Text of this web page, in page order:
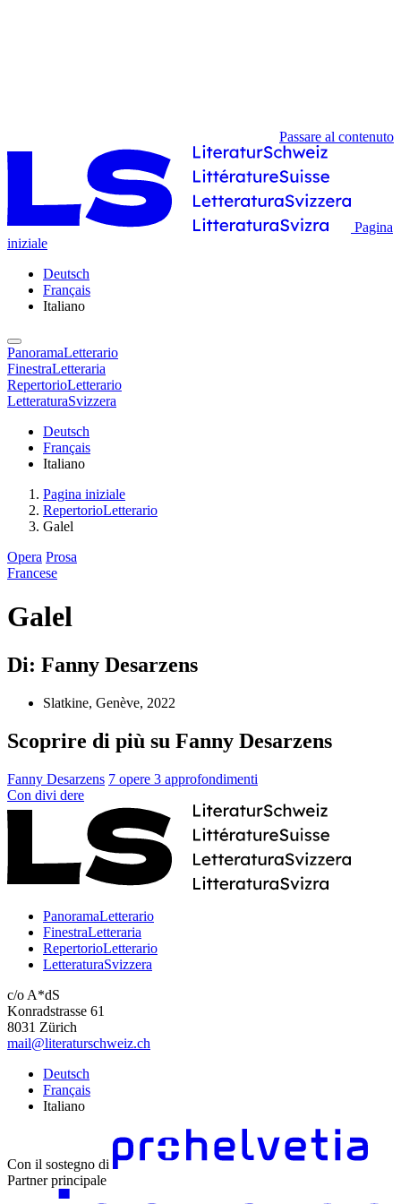
Passare al contenuto
Pagina
iniziale
Deutsch
Français
Italiano
PanoramaLetterario
FinestraLetteraria
RepertorioLetterario
LetteraturaSvizzera
Deutsch
Français
Italiano
Pagina iniziale
RepertorioLetterario
Galel
Opera Prosa
Francese
Galel
Di: Fanny Desarzens
Slatkine, Genève, 2022
Scoprire di più su Fanny Desarzens
Fanny Desarzens 7 opere 3 approfondimenti
Con divi dere
PanoramaLetterario
FinestraLetteraria
RepertorioLetterario
LetteraturaSvizzera
c/o A*dS
Konradstrasse 61
8031 Zürich
mail@literaturschweiz.ch
Deutsch
Français
Italiano
Con il sostegno di
Partner principale